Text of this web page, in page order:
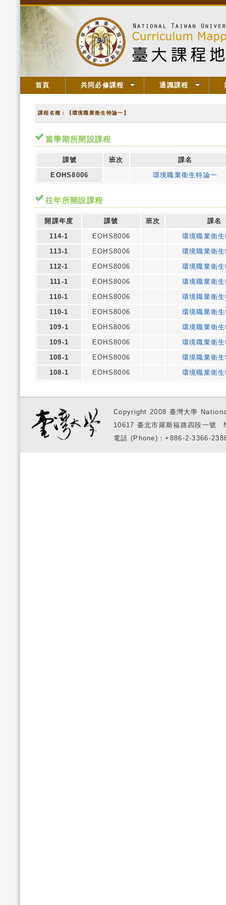
首頁 共同必修課程 通識課程
課程名稱：【環境職業衛生特論一】
當學期所開設課程
課號 班次
課名
EOHS8006
環境職業衛生特論一
往年所開設課程
開課年度 課號 班次
課名
114-1
EOHS8006
環境職業衛
113-1
EOHS8006
環境職業衛
112-1
EOHS8006
環境職業衛
111-1
EOHS8006
環境職業衛
110-1
EOHS8006
環境職業衛
110-1
EOHS8006
環境職業衛
109-1
EOHS8006
環境職業衛
109-1
EOHS8006
環境職業衛
108-1
EOHS8006
環境職業衛
108-1
EOHS8006 環境職業衛
Copyright 2008 臺灣大學
10617 臺北市羅斯福路四段一
電話 (Phone)：+886-2-3366-